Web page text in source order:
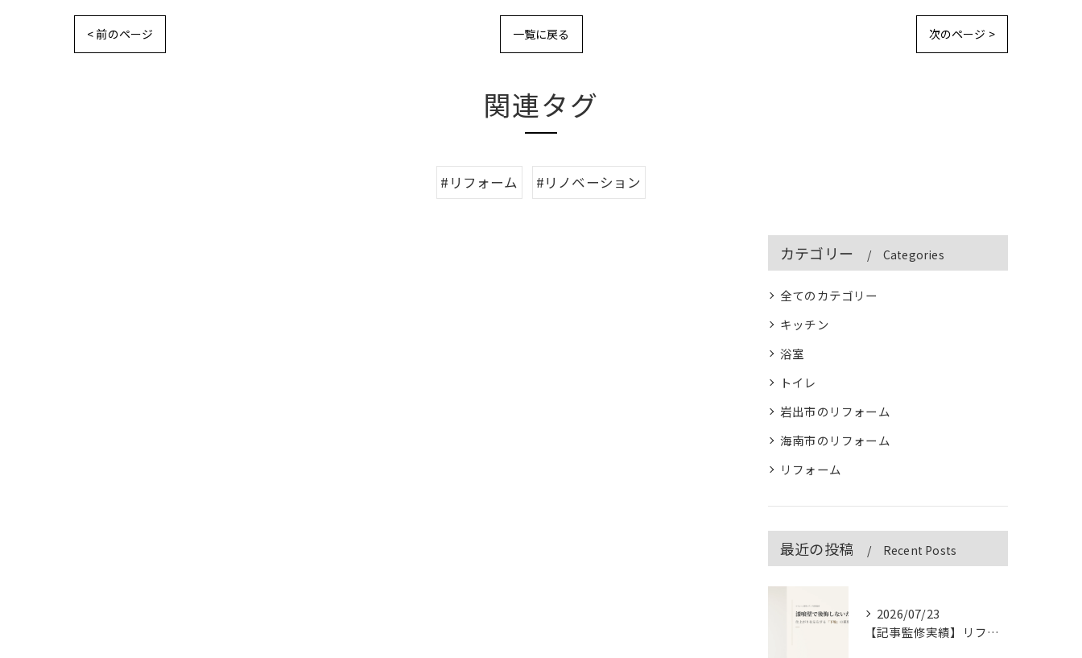
< 前のページ 一覧に戻る 次のページ >
関連タグ
#リフォーム #リノベーション
カテゴリー Categories
全てのカテゴリー
キッチン
浴室
トイレ
岩出市のリフォーム
海南市のリフォーム
リフォーム
最近の投稿 Recent Posts
2026/07/23
【記事監修実績】リフォーム専門メディア「&リフォーム」の漆喰壁記事を監修しました